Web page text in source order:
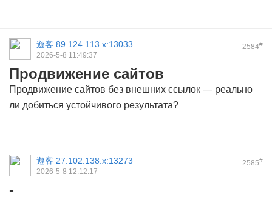
2584#
遊客 89.124.113.x:13033
2026-5-8 11:49:37
Продвижение сайтов
Продвижение сайтов без внешних ссылок — реально
ли добиться устойчивого результата?
2585#
遊客 27.102.138.x:13273
2026-5-8 12:12:17
-